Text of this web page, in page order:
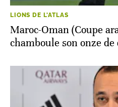
LIONS DE L'ATLAS
Maroc-Oman (Coupe
chamboule son onze de